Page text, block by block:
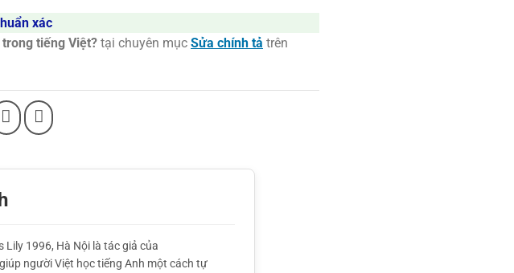
xác
tiếng Việt? tại chuyên mục Sửa chính tả trên
Lily 1996, Hà Nội là tác giả của
người Việt học tiếng Anh một cách tự